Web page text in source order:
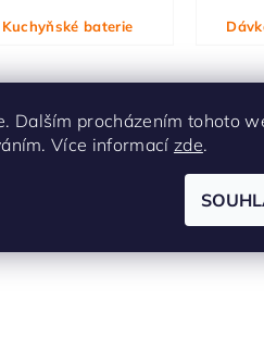
Kuchyňské baterie
Dalším procházením tohoto
Více informací zde.